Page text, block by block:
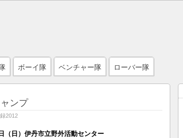
ボーイ隊 ベンチャー隊 ローバー隊
ンプ
2012
（日）伊丹市立野外活動センター